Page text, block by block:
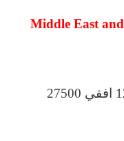
الشرق الاوسط و شمال أفريقيا | Middle East and